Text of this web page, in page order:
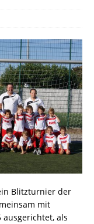
Blitzturnier der
mit
als